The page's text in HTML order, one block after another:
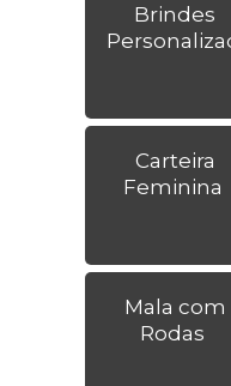
Brindes
Carteira
Feminina
Mala com
Rodas